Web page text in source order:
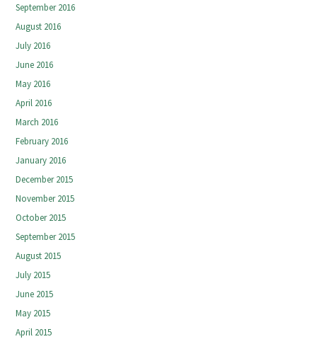
September 2016
August 2016
July 2016
June 2016
May 2016
April 2016
March 2016
February 2016
January 2016
December 2015
November 2015
October 2015
September 2015
August 2015
July 2015
June 2015
May 2015
April 2015